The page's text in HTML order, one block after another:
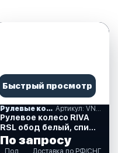
Быстрый просмотр
Рулевые колеса, спиннеры Артикул: VN735022-08
Рулевое колесо RIVA
RSL обод белый, спицы
серебряные. д. 360 мм.
(VN735022-08)
По запросу
Под
Доставка по РФ/СНГ